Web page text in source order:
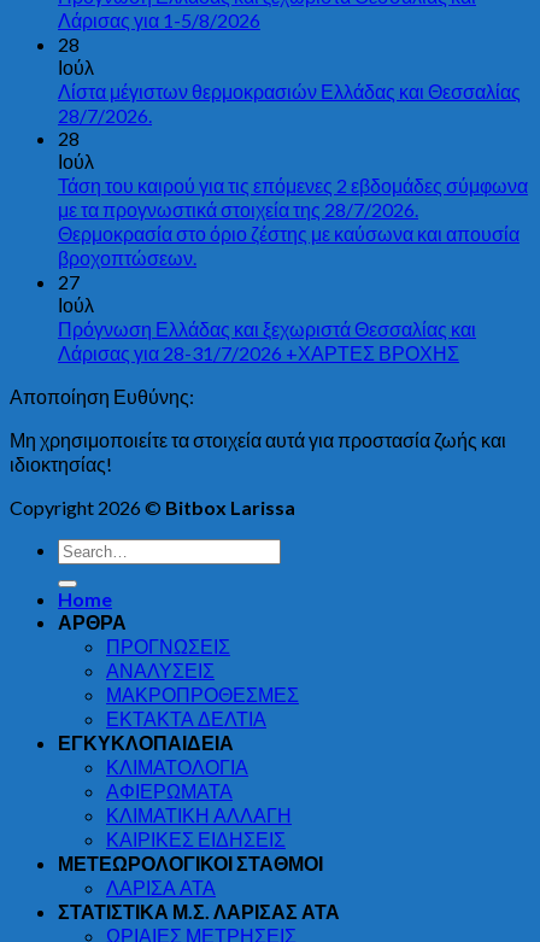
Λάρισας για 1-5/8/2026
28
Ιούλ
Λίστα μέγιστων θερμοκρασιών Ελλάδας και Θεσσαλίας
28/7/2026.
28
Ιούλ
Τάση του καιρού για τις επόμενες 2 εβδομάδες σύμφωνα
με τα προγνωστικά στοιχεία της 28/7/2026.
Θερμοκρασία στο όριο ζέστης με καύσωνα και απουσία
βροχοπτώσεων.
27
Ιούλ
Πρόγνωση Ελλάδας και ξεχωριστά Θεσσαλίας και
Λάρισας για 28-31/7/2026 +ΧΑΡΤΕΣ ΒΡΟΧΗΣ
Αποποίηση Ευθύνης:
Μη χρησιμοποιείτε τα στοιχεία αυτά για προστασία ζωής και
ιδιοκτησίας!
Copyright 2026 © Bitbox Larissa
Home
ΑΡΘΡΑ
ΠΡΟΓΝΩΣΕΙΣ
ΑΝΑΛΥΣΕΙΣ
ΜΑΚΡΟΠΡΟΘΕΣΜΕΣ
ΕΚΤΑΚΤΑ ΔΕΛΤΙΑ
ΕΓΚΥΚΛΟΠΑΙΔΕΙΑ
ΚΛΙΜΑΤΟΛΟΓΙΑ
ΑΦΙΕΡΩΜΑΤΑ
ΚΛΙΜΑΤΙΚΗ ΑΛΛΑΓΗ
ΚΑΙΡΙΚΕΣ ΕΙΔΗΣΕΙΣ
ΜΕΤΕΩΡΟΛΟΓΙΚΟΙ ΣΤΑΘΜΟΙ
ΛΑΡΙΣΑ ΑΤΑ
ΣΤΑΤΙΣΤΙΚΑ Μ.Σ. ΛΑΡΙΣΑΣ ΑΤΑ
ΩΡΙΑΙΕΣ ΜΕΤΡΗΣΕΙΣ